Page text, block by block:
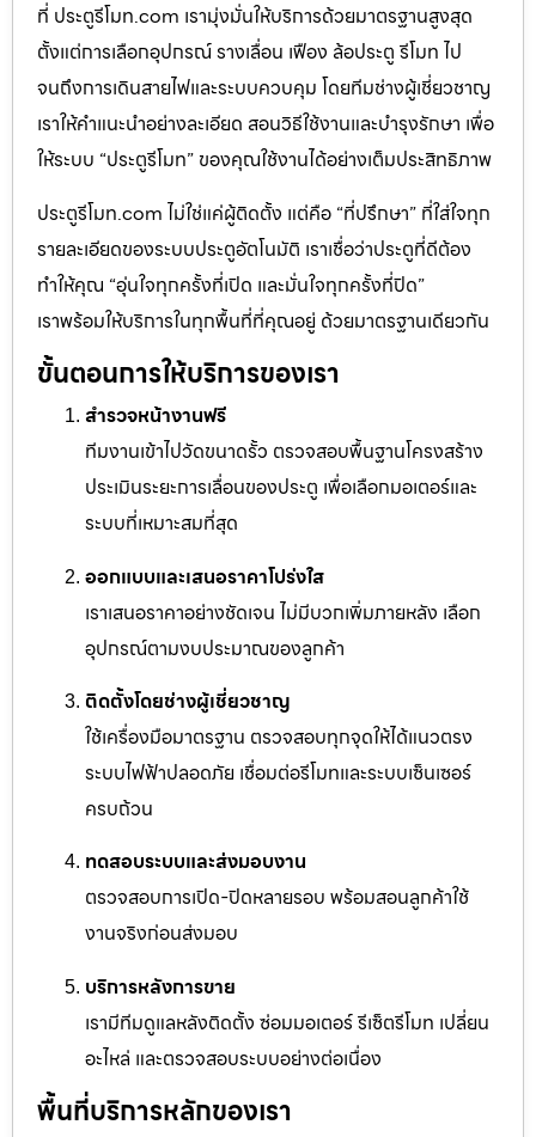
ที่ ประตูรีโมท.com เรามุ่งมั่นให้บริการด้วยมาตรฐานสูงสุด
ตั้งแต่การเลือกอุปกรณ์ รางเลื่อน เฟือง ล้อประตู รีโมท ไป
จนถึงการเดินสายไฟและระบบควบคุม โดยทีมช่างผู้เชี่ยวชาญ
เราให้คำแนะนำอย่างละเอียด สอนวิธีใช้งานและบำรุงรักษา เพื่อ
ให้ระบบ “ประตูรีโมท” ของคุณใช้งานได้อย่างเต็มประสิทธิภาพ
ประตูรีโมท.com ไม่ใช่แค่ผู้ติดตั้ง แต่คือ “ที่ปรึกษา” ที่ใส่ใจทุก
รายละเอียดของระบบประตูอัตโนมัติ เราเชื่อว่าประตูที่ดีต้อง
ทำให้คุณ “อุ่นใจทุกครั้งที่เปิด และมั่นใจทุกครั้งที่ปิด”
เราพร้อมให้บริการในทุกพื้นที่ที่คุณอยู่ ด้วยมาตรฐานเดียวกัน
ขั้นตอนการให้บริการของเรา
สำรวจหน้างานฟรี
ทีมงานเข้าไปวัดขนาดรั้ว ตรวจสอบพื้นฐานโครงสร้าง
ประเมินระยะการเลื่อนของประตู เพื่อเลือกมอเตอร์และ
ระบบที่เหมาะสมที่สุด
ออกแบบและเสนอราคาโปร่งใส
เราเสนอราคาอย่างชัดเจน ไม่มีบวกเพิ่มภายหลัง เลือก
อุปกรณ์ตามงบประมาณของลูกค้า
ติดตั้งโดยช่างผู้เชี่ยวชาญ
ใช้เครื่องมือมาตรฐาน ตรวจสอบทุกจุดให้ได้แนวตรง
ระบบไฟฟ้าปลอดภัย เชื่อมต่อรีโมทและระบบเซ็นเซอร์
ครบถ้วน
ทดสอบระบบและส่งมอบงาน
ตรวจสอบการเปิด-ปิดหลายรอบ พร้อมสอนลูกค้าใช้
งานจริงก่อนส่งมอบ
บริการหลังการขาย
เรามีทีมดูแลหลังติดตั้ง ซ่อมมอเตอร์ รีเซ็ตรีโมท เปลี่ยน
อะไหล่ และตรวจสอบระบบอย่างต่อเนื่อง
พื้นที่บริการหลักของเรา